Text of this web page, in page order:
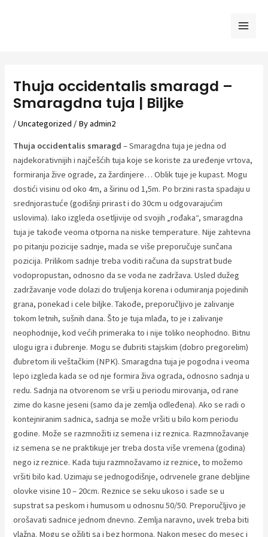
Thuja occidentalis smaragd –
Smaragdna tuja | Biljke
/Uncategorized / Byadmin2
Thuja occidentalis smaragd – Smaragdna tuja je jedna od
najdekorativnijih i najčešćih tuja koje se koriste za uređenje vrtova,
formiranja žive ograde, za žardinjere… Oblik tuje je kupast. Mogu
dostići visinu od oko 4m, a širinu od 1,5m. Po brzini rasta spadaju u
srednjorastuće (godišnji prirast i do 30cm u odgovarajućim
uslovima). Iako izgleda osetljivije od svojih „rođaka“, smaragdna
tuja je takođe veoma otporna na niske temperature. Nije zahtevna
po pitanju pozicije sadnje, mada se više preporučuje sunčana
pozicija. Prilikom sadnje treba voditi računa da supstrat bude
vodopropustan, odnosno da se voda ne zadržava. Usled dužeg
zadržavanje vode dolazi do truljenja korena i odumiranja pojedinih
grana, ponekad i cele biljke. Takođe, preporučljivo je zalivanje
tokom letnih, sušnih dana. Što je tuja mlađa, to je i zalivanje
neophodnije, kod većih primeraka to i nije toliko neophodno. Bitnu
ulogu igra i đubrenje. Mogu se đubriti stajskim (dobro pregorelim)
đubretom ili veštačkim (NPK). Smaragdna tuja je pogodna i veoma
lepo izgleda kada se od nje formira živa ograda, odnosno sadnja u
redu. Sadnja na otvorenom se vrši u periodu mirovanja, od rane
zime do kasne jeseni (samo da je zemlja odleđena). Ako se radi o
kontejniranim sadnica, sadnja se može vršiti u bilo kom periodu
godine. Može se razmnožiti iz semena i iz reznica. Razmnožavanje
iz semena se ne praktikuje jer treba dosta više vremena (godina)
nego iz reznice. Kada tuju razmnožavamo iz reznice, to možemo
vršiti bilo kad. Uzimaju se jednogodišnje, odrvenele grane debljine
olovke visine 10 – 20cm. Reznice se seku ukoso i sade se u
supstrat sa peskom i humusom u odnosnu 50/50. Preporučljivo je
orošavati sadnice jednom dnevno. Zemlja naravno, uvek treba biti
vlažna. Mogu se ožiliti sa i bez hormona. Nakon mesec do mesec i